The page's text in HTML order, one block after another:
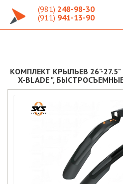
(981) 248-98-30
(911) 941-13-90
КОМПЛЕКТ КРЫЛЬЕВ 26"-27.5"
X-BLADE ",